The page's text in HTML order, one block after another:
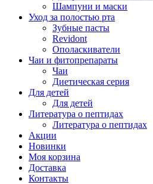
Шампуни и маски
Уход за полостью рта
Зубные пасты
Revidont
Ополаскиватели
Чаи и фитопрепараты
Чаи
Диетическая серия
Для детей
Для детей
Литература о пептидах
Литература о пептидах
Акции
Новинки
Моя корзина
Доставка
Контакты